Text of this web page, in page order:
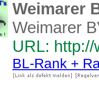
Weimarer
Weimarer
URL:
BL-Rank +